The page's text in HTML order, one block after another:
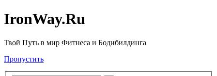
IronWay.Ru
Твой Путь в мир Фитнеса и Бодибилдинга
Пропустить